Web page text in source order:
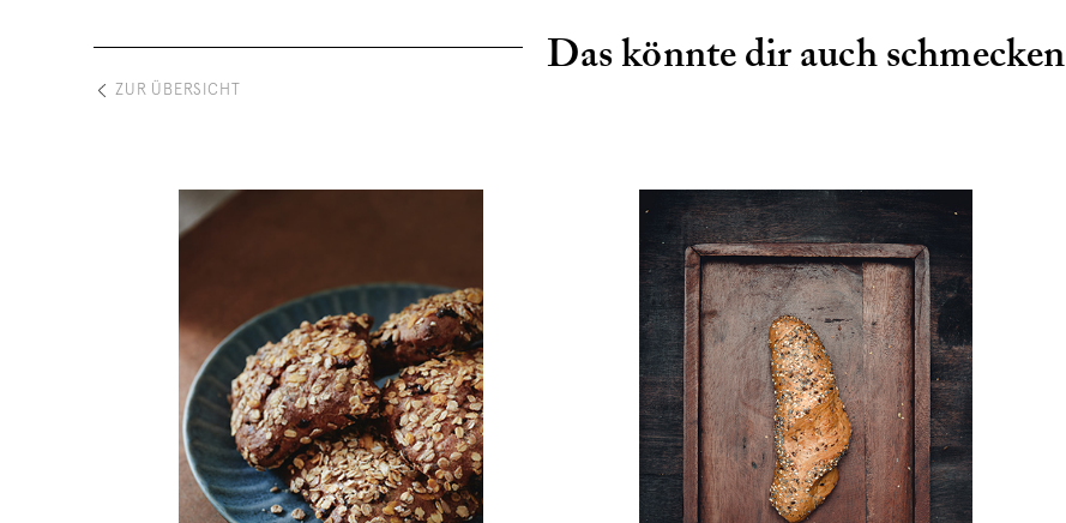
Das könnte dir auch schmecken
ZUR ÜBERSICHT